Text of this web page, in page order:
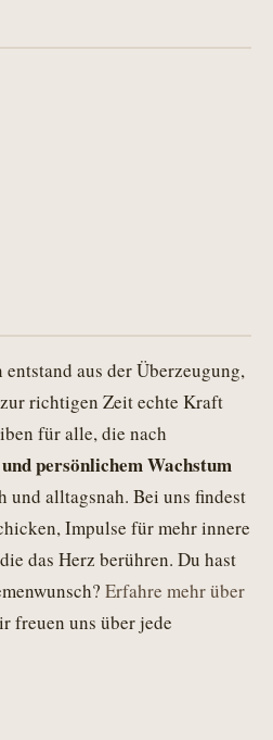
aus der Überzeugung,
richtigen Zeit echte Kraft
für alle, die nach
persönlichem Wachstum
und alltagsnah. Bei uns findest
Impulse für mehr innere
das Herz berühren. Du hast
Erfahre mehr über
freuen uns über jede